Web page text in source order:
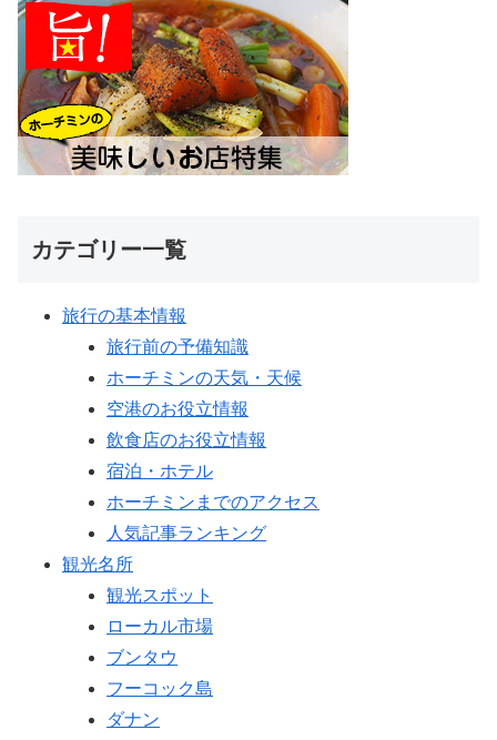
カテゴリー一覧
旅行の基本情報
旅行前の予備知識
ホーチミンの天気・天候
空港のお役立情報
飲食店のお役立情報
宿泊・ホテル
ホーチミンまでのアクセス
人気記事ランキング
観光名所
観光スポット
ローカル市場
ブンタウ
フーコック島
ダナン